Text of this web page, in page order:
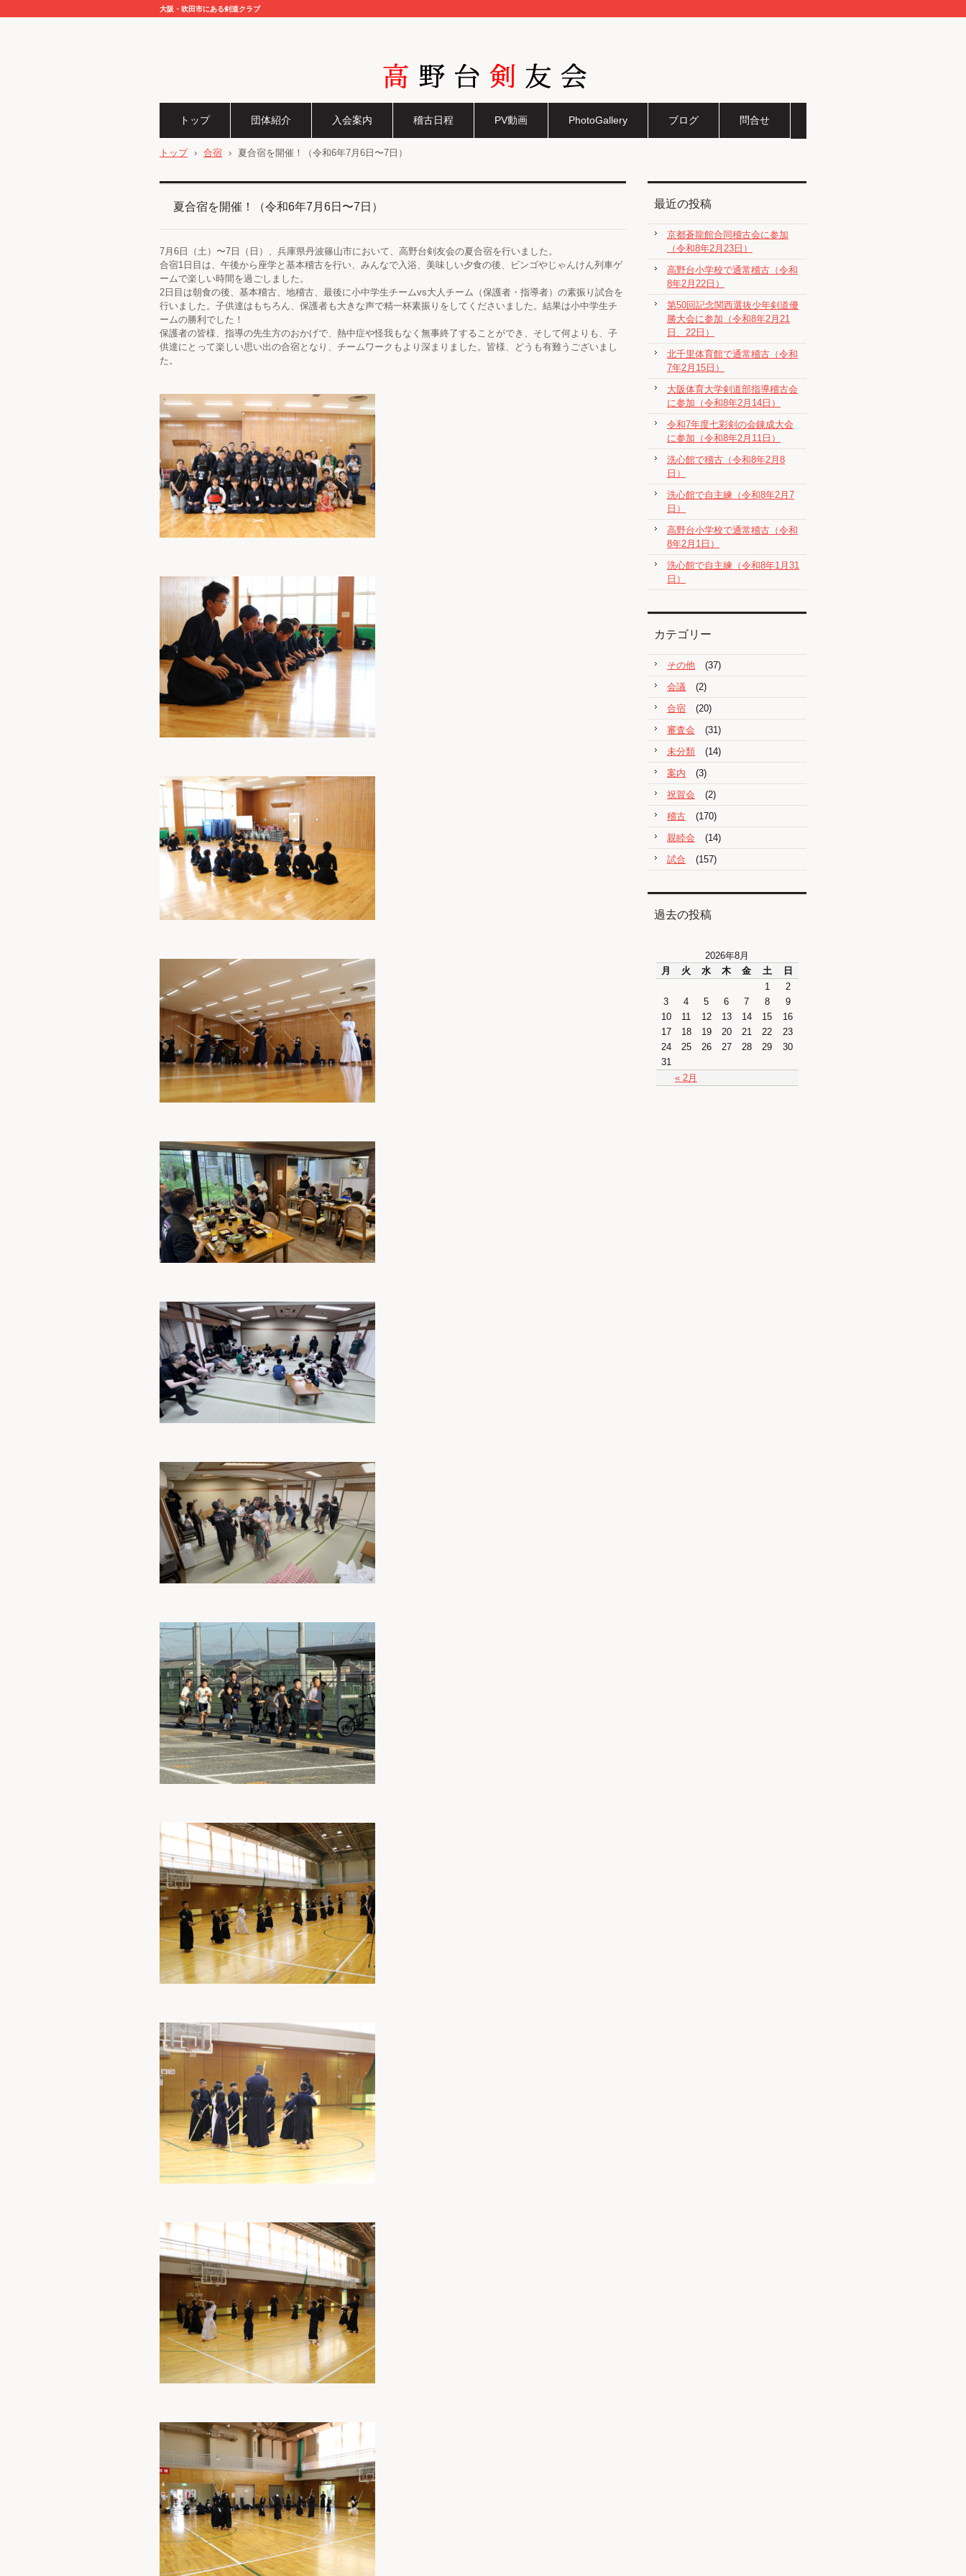
大阪・吹田市にある剣道クラブ
トップ 団体紹介 入会案内 稽古日程 PV動画 PhotoGallery ブログ 問合せ
トップ › 合宿 › 夏合宿を開催！（令和6年7月6日〜7日）
夏合宿を開催！（令和6年7月6日〜7日）
7月6日（土）〜7日（日）、兵庫県丹波篠山市において、高野台剣友会の夏合宿を行いました。
合宿1日目は、午後から座学と基本稽古を行い、みんなで入浴、美味しい夕食の後、ビンゴやじゃんけん列車ゲ
ームで楽しい時間を過ごしました。
2日目は朝食の後、基本稽古、地稽古、最後に小中学生チームvs大人チーム（保護者・指導者）の素振り試合を
行いました。子供達はもちろん、保護者も大きな声で精一杯素振りをしてくださいました。結果は小中学生チ
ームの勝利でした！
保護者の皆様、指導の先生方のおかげで、熱中症や怪我もなく無事終了することができ、そして何よりも、子
供達にとって楽しい思い出の合宿となり、チームワークもより深まりました。皆様、どうも有難うございまし
た。
最近の投稿
京都蒼龍館合同稽古会に参加
（令和8年2月23日）
高野台小学校で通常稽古（令和
8年2月22日）
第50回記念関西選抜少年剣道優
勝大会に参加（令和8年2月21
日、22日）
北千里体育館で通常稽古（令和
7年2月15日）
大阪体育大学剣道部指導稽古会
に参加（令和8年2月14日）
令和7年度七彩剣の会錬成大会
に参加（令和8年2月11日）
洗心館で稽古（令和8年2月8
日）
洗心館で自主練（令和8年2月7
日）
高野台小学校で通常稽古（令和
8年2月1日）
洗心館で自主練（令和8年1月31
日）
カテゴリー
その他
(37)
会議
(2)
合宿
(20)
審査会
(31)
未分類
(14)
案内
(3)
祝賀会
(2)
稽古
(170)
親睦会
(14)
試合
(157)
過去の投稿
2026年8月
月
火 水 木 金 土 日
« 2月
1
2
3
4 5 6 7 8
9
10
11 12 13 14 15
16
17
18 19 20 21 22
23
24
25 26 27 28 29
30
31